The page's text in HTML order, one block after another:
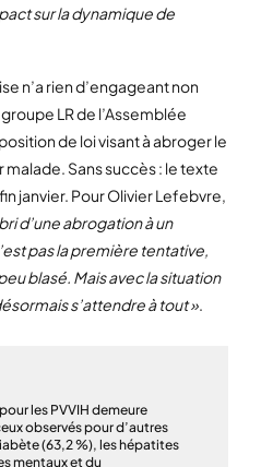
sur la dynamique de
n’a rien d’engageant non
LR de l’Assemblée
de loi visant à abroger le
Sans succès : le texte
janvier. Pour Olivier Lefebvre,
d’une abrogation à un
pas la première tentative,
blasé. Mais avec la situation
s’attendre à tout ».
les PVVIH demeure
observés pour d’autres
(63,2 %), les hépatites
mentaux et du